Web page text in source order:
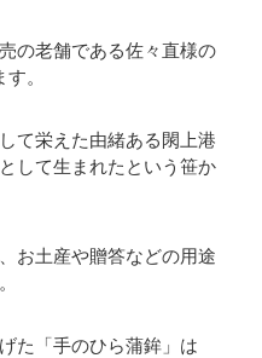
の老舗である佐々直様の
。
て栄えた由緒ある閖上港
して生まれたという笹か
お土産や贈答などの用途
た「手のひら蒲鉾」は